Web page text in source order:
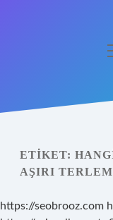
Yasal Uyarı
ETIKET:
AŞIRI
https://seobrooz.com